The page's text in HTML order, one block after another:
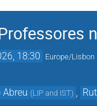
18:30 Europe/Lisbon
Abreu (LIP and IST)